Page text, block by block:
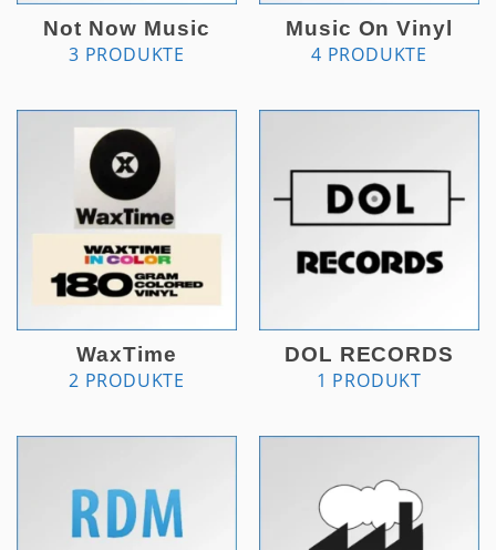
Not Now Music
3 PRODUKTE
Music On Vinyl
4 PRODUKTE
WaxTime
2 PRODUKTE
DOL RECORDS
1 PRODUKT